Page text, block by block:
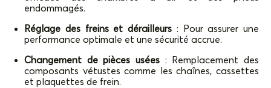
endommagés.
Réglage des freins et dérailleurs : Pour assurer une
performance optimale et une sécurité accrue.
Changement de pièces usées : Remplacement des
composants vétustes comme les chaînes, cassettes
et plaquettes de frein.